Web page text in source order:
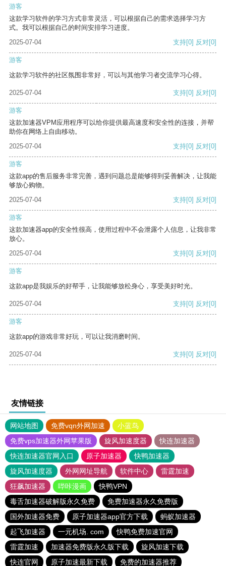
游客
这款学习软件的学习方式非常灵活，可以根据自己的需求选择学习方
式。我可以根据自己的时间安排学习进度。
2025-07-04
支持[0] 反对[0]
游客
这款学习软件的社区氛围非常好，可以与其他学习者交流学习心得。
2025-07-04 支持[0] 反对[0]
游客
这款加速器VPM应用程序可以给你提供最高速度和安全性的连接，并帮
助你在网络上自由移动。
2025-07-04
支持[0] 反对[0]
游客
这款app的售后服务非常完善，遇到问题总是能够得到妥善解决，让我能
够放心购物。
2025-07-04
支持[0] 反对[0]
游客
这款加速器app的安全性很高，使用过程中不会泄露个人信息，让我非常
放心。
2025-07-04
支持[0] 反对[0]
游客
这款app是我娱乐的好帮手，让我能够放松身心，享受美好时光。
2025-07-04 支持[0] 反对[0]
游客
这款app的游戏非常好玩，可以让我消磨时间。
2025-07-04 支持[0] 反对[0]
友情链接
网站地图 免费vqn外网加速
小蓝鸟
免费vps加速器外网苹果版
旋风加速度器
快连加速器
快连加速器官网入口
原子加速器
快鸭加速器
旋风加速度器
外网网址导航 软件中心
雷霆加速
狂飙加速器
哔咔漫画
快鸭VPN
毒舌加速器破解版永久免费
免费加速器永久免费版
国外加速器免费
原子加速器app官方下载
蚂蚁加速器
起飞加速器
一元机场. com
快鸭免费加速官网
雷霆加速
加速器免费版永久版下载
旋风加速下载
快连官网
原子加速最新下载 免费的加速器推荐